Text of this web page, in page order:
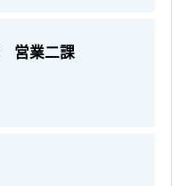
営業二課